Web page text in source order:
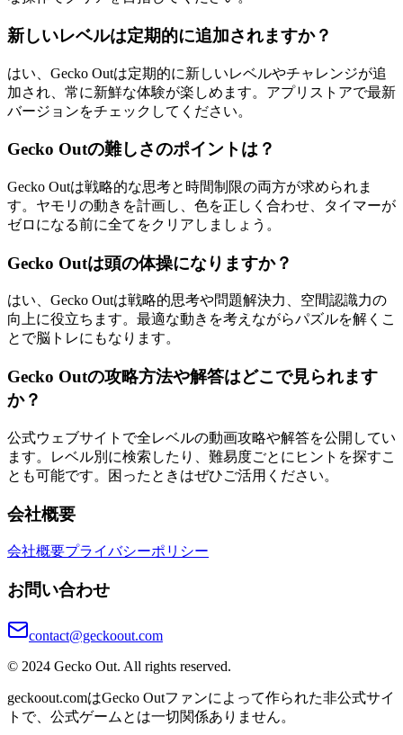
新しいレベルは定期的に追加されますか？
はい、Gecko Outは定期的に新しいレベルやチャレンジが追
加され、常に新鮮な体験が楽しめます。アプリストアで最新
バージョンをチェックしてください。
Gecko Outの難しさのポイントは？
Gecko Outは戦略的な思考と時間制限の両方が求められま
す。ヤモリの動きを計画し、色を正しく合わせ、タイマーが
ゼロになる前に全てをクリアしましょう。
Gecko Outは頭の体操になりますか？
はい、Gecko Outは戦略的思考や問題解決力、空間認識力の
向上に役立ちます。最適な動きを考えながらパズルを解くこ
とで脳トレにもなります。
Gecko Outの攻略方法や解答はどこで見られます
か？
公式ウェブサイトで全レベルの動画攻略や解答を公開してい
ます。レベル別に検索したり、難易度ごとにヒントを探すこ
とも可能です。困ったときはぜひご活用ください。
会社概要
会社概要プライバシーポリシー
お問い合わせ
contact@geckoout.com
© 2024 Gecko Out. All rights reserved.
geckoout.comはGecko Outファンによって作られた非公式サイ
トで、公式ゲームとは一切関係ありません。